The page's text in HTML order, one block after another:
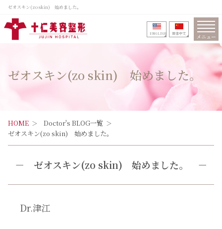
ゼオスキン(zo skin) 始めました。
ENGLISH 筒体中文 メニュー
ゼオスキン(zo skin) 始めました。
HOME
Doctor's BLOG一覧
ゼオスキン(zo skin) 始めました。
－ ゼオスキン(zo skin) 始めました。 －
Dr.津江